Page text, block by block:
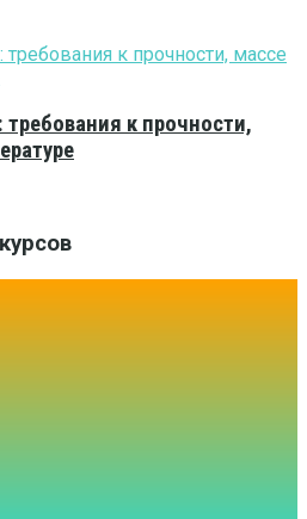
к прочности,